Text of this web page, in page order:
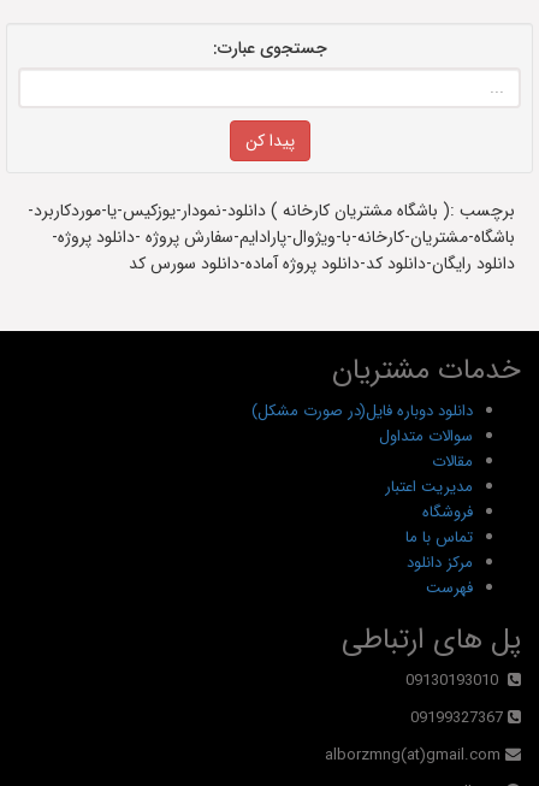
جستجوی عبارت:
برچسب :( باشگاه مشتریان کارخانه ) دانلود-نمودار-یوزکیس-یا-موردکاربرد-
باشگاه-مشتریان-کارخانه-با-ویژوال-پارادایم-سفارش پروژه -دانلود پروژه-
دانلود رایگان-دانلود کد-دانلود پروژه آماده-دانلود سورس کد
خدمات مشتریان
دانلود دوباره فایل(در صورت مشکل)
سوالات متداول
مقالات
مدیریت اعتبار
فروشگاه
تماس با ما
مرکز دانلود
فهرست
پل های ارتباطی
09130193010
09199327367
alborzmng(at)gmail.com